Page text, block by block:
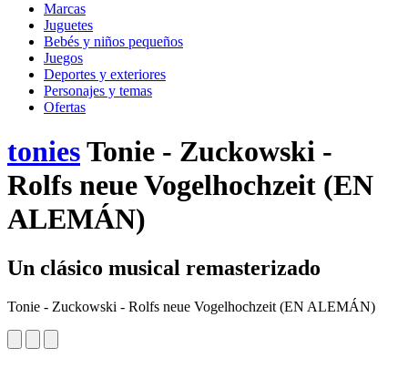
Marcas
Juguetes
Bebés y niños pequeños
Juegos
Deportes y exteriores
Personajes y temas
Ofertas
toniesTonie - Zuckowski -
Rolfs neue Vogelhochzeit (EN
ALEMÁN)
Un clásico musical remasterizado
Tonie - Zuckowski - Rolfs neue Vogelhochzeit (EN ALEMÁN)